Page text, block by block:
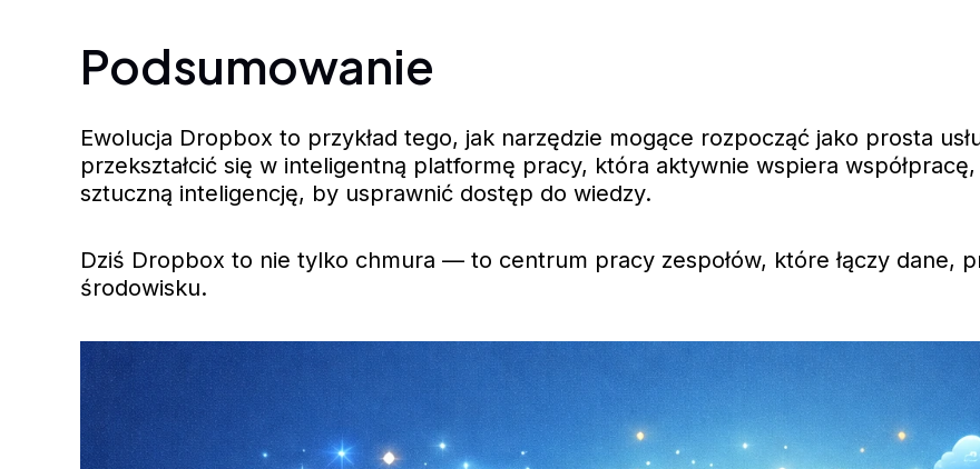
Podsumowanie
Ewolucja Dropbox to przykład tego, jak narzędzie mogące rozpocząć jako prosta
przekształcić się w inteligentną platformę pracy, która aktywnie wspiera
sztuczną inteligencję, by usprawnić dostęp do wiedzy.
Dziś Dropbox to nie tylko chmura — to centrum pracy zespołów, które łączy dane,
środowisku.